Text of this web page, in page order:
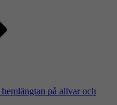
på allvar och